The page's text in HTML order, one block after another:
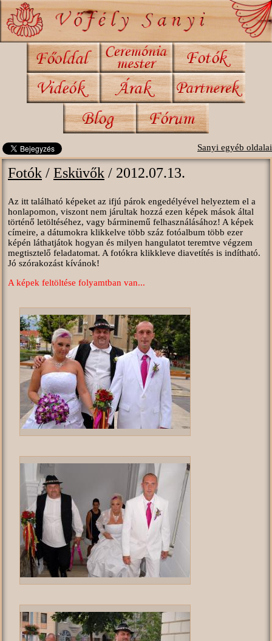
Sanyi egyéb oldalai
Fotók / Esküvők / 2012.07.13.
Az itt található képeket az ifjú párok engedélyével helyeztem el a
honlapomon, viszont nem járultak hozzá ezen képek mások által
történő letöltéséhez, vagy bárminemű felhasználásához! A képek
címeire, a dátumokra klikkelve több száz fotóalbum több ezer
képén láthatjátok hogyan és milyen hangulatot teremtve végzem
megtisztelő feladatomat. A fotókra klikkleve diavetítés is indítható.
Jó szórakozást kívánok!
A képek feltöltése folyamtban van...